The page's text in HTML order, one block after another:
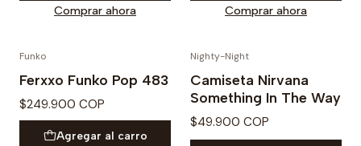
Comprar ahora Comprar ahora
Funko
Ferxxo Funko Pop 483
$249.900 COP
Agregar al carro
Nighty-Night
Camiseta Nirvana
Something In The Way
$49.900 COP